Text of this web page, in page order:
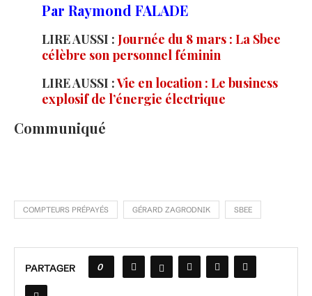
Par Raymond FALADE
LIRE AUSSI : Journée du 8 mars : La Sbee
célèbre son personnel féminin
LIRE AUSSI :Vie en location : Le business
explosif de l’énergie électrique
Communiqué
COMPTEURS PRÉPAYÉS GÉRARD ZAGRODNIK SBEE
PARTAGER 0